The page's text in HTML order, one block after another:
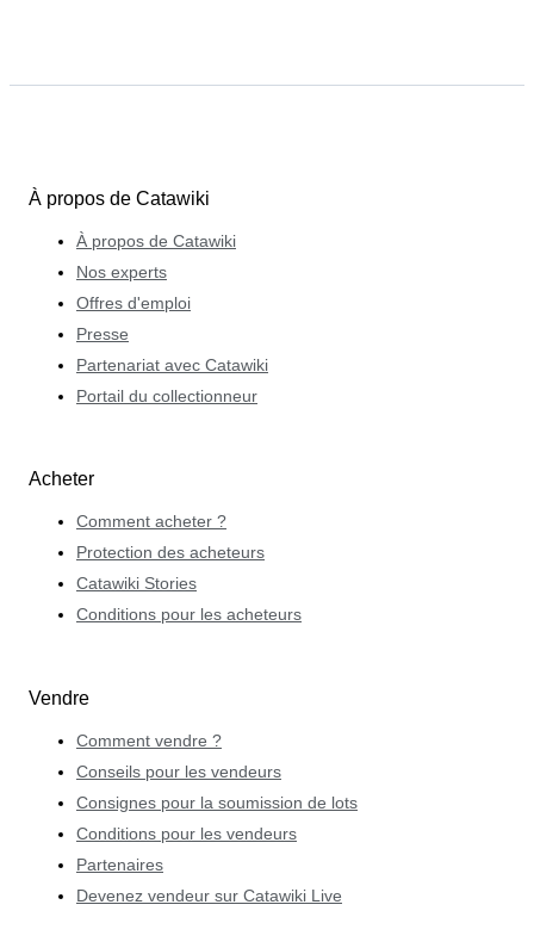
À propos de Catawiki
À propos de Catawiki
Nos experts
Offres d'emploi
Presse
Partenariat avec Catawiki
Portail du collectionneur
Acheter
Comment acheter ?
Protection des acheteurs
Catawiki Stories
Conditions pour les acheteurs
Vendre
Comment vendre ?
Conseils pour les vendeurs
Consignes pour la soumission de lots
Conditions pour les vendeurs
Partenaires
Devenez vendeur sur Catawiki Live